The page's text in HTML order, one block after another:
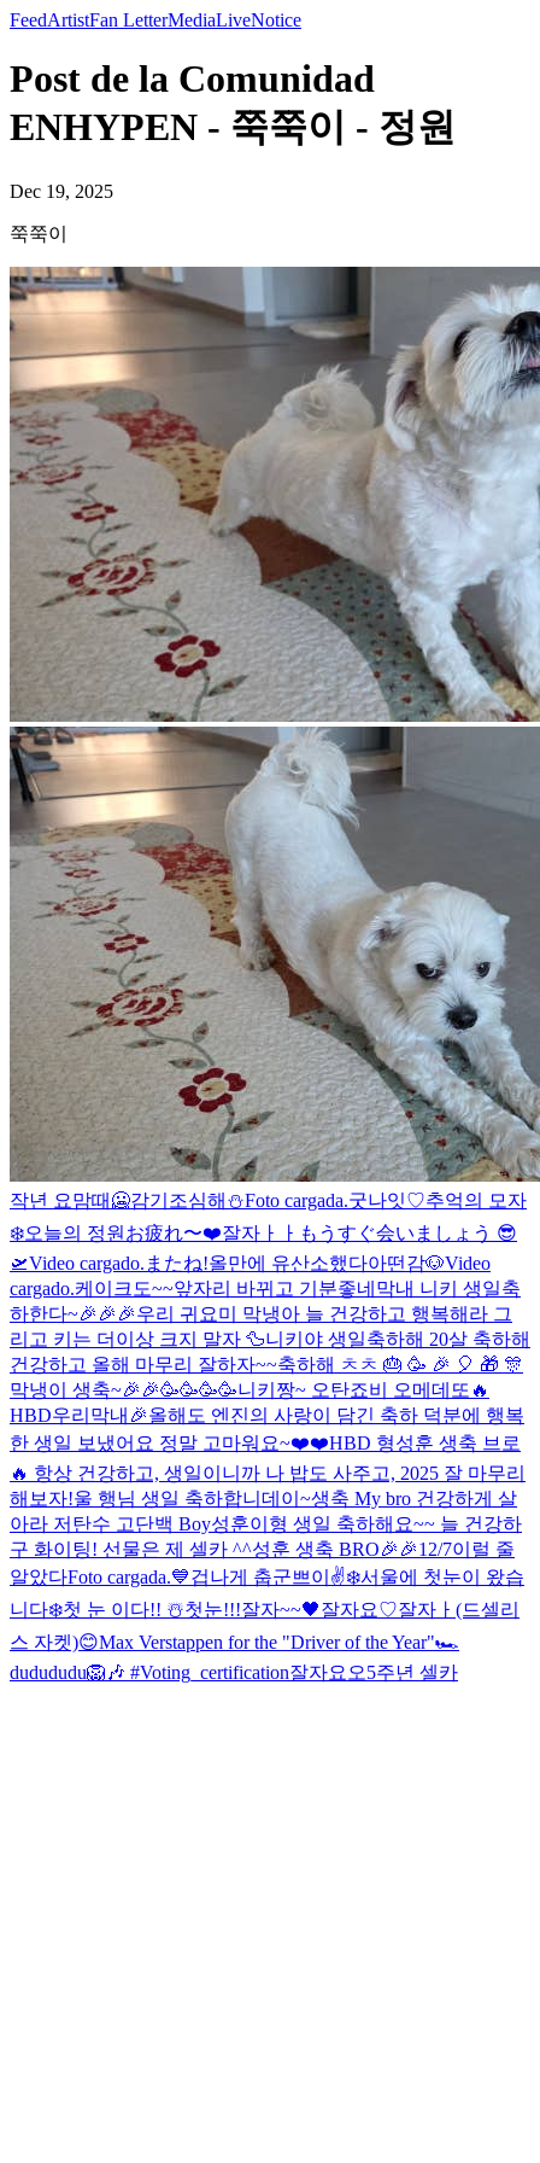
FeedArtistFan LetterMediaLiveNotice
Post de la Comunidad
ENHYPEN - 쭉쭉이 - 정원
Dec 19, 2025
쭉쭉이
작년 요맘때 🥶감기조심해⛄️Foto cargada.굿나잇♡추억의 모자
❄️오늘의 정원 お疲れ〜❤️잘자ㅏㅏ もうすぐ会いましょう 😎
🛫Video cargado. またね!올만에 유산소했다아떤감🐶Video
cargado.케이크도~~앞자리 바뀌고 기분좋네 막내 니키 생일축
하한다~🎉🎉🎉우리 귀요미 막냉아 늘 건강하고 행복해라 그
리고 키는 더이상 크지 말자 🦆니키야 생일축하해 20살 축하해
건강하고 올해 마무리 잘하자~~축하해 ㅊㅊ 🎂 🥳 🎉 🎈 🎁 🎊
막냉이 생축~🎉🎉🥳🥳🥳🥳니키짱~ 오탄죠비 오메데또🔥
HBD우리막내🎉올해도 엔진의 사랑이 담긴 축하 덕분에 행복
한 생일 보냈어요 정말 고마워요~❤️❤️HBD 형성훈 생축 브로
🔥 항상 건강하고, 생일이니까 나 밥도 사주고, 2025 잘 마무리
해보자!울 행님 생일 축하합니데이~생축 My bro 건강하게 살
아라 저탄수 고단백 Boy성훈이형 생일 축하해요~~ 늘 건강하
구 화이팅! 선물은 제 셀카 ^^성훈 생축 BRO🎉🎉12/7이럴 줄
알았다Foto cargada.💙겁나게 춥군쁘이✌️❄️서울에 첫눈이 왔습
니다❄️첫 눈 이다!! ☃️첫눈!!!잘자~~🖤잘자요♡잘자ㅏ(드셀리
스 자켓)😊Max Verstappen for the "Driver of the Year"🏎
dudududu🦁🎶 #Voting_certification잘자요오5주년 셀카